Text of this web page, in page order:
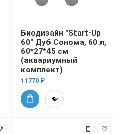
Биодизайн "Start-Up
60" Дуб Сонома, 60 л,
60*27*45 см
(аквариумный
комплект)
11770 ₽